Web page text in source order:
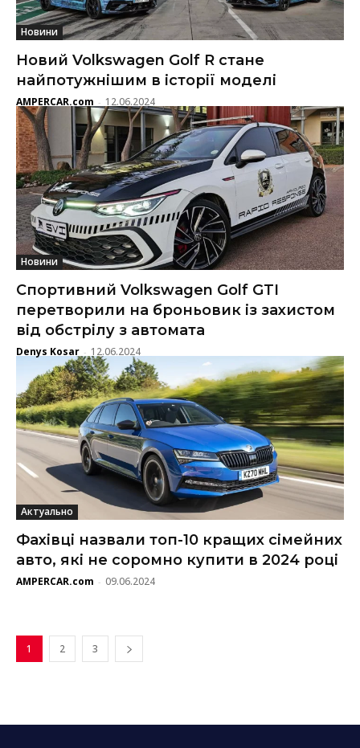
Новини
Новий Volkswagen Golf R стане
найпотужнішим в історії моделі
AMPERCAR.com - 12.06.2024
Новини
Спортивний Volkswagen Golf GTI
перетворили на броньовик із захистом
від обстрілу з автомата
Denys Kosar - 12.06.2024
Актуально
Фахівці назвали топ-10 кращих сімейних
авто, які не соромно купити в 2024 році
AMPERCAR.com - 09.06.2024
1 2 3